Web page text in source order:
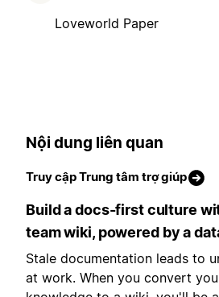
Loveworld Paper
Nội dung liên quan
Truy cập Trung tâm trợ giúp
Build a docs-first culture
team wiki, powered by a
Stale documentation leads to
at work. When you convert